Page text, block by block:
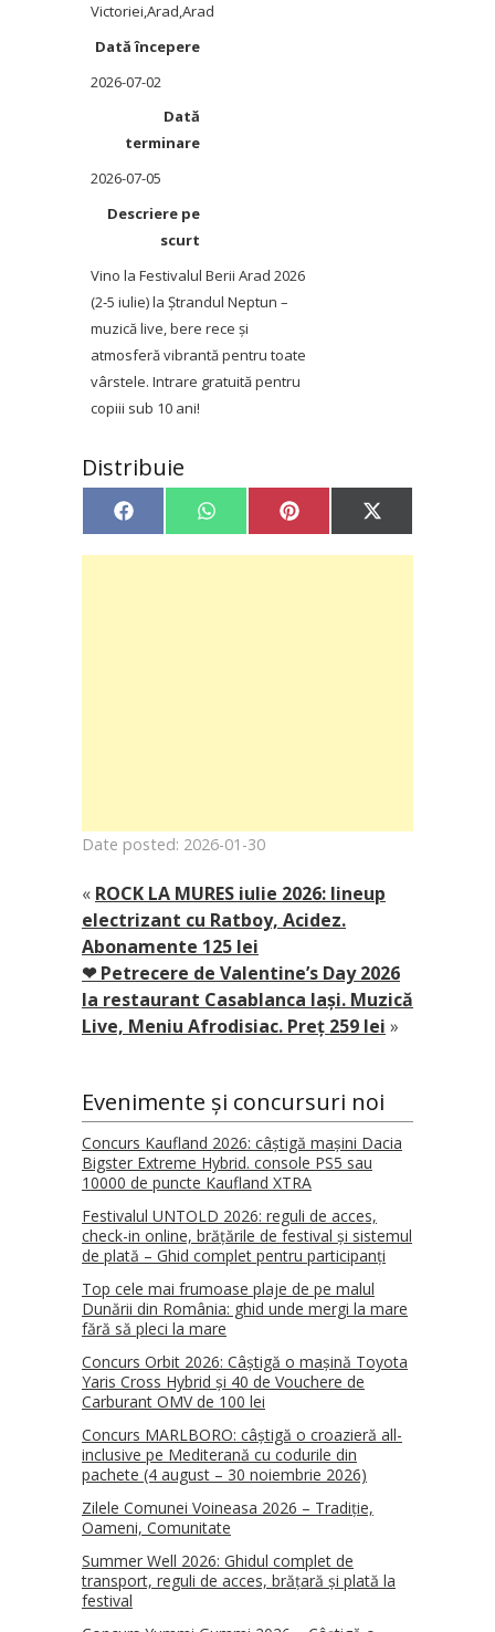
Victoriei,Arad,Arad
Dată începere
2026-07-02
Dată
terminare
2026-07-05
Descriere pe
scurt
Vino la Festivalul Berii Arad 2026
(2‑5 iulie) la Ștrandul Neptun –
muzică live, bere rece și
atmosferă vibrantă pentru toate
vârstele. Intrare gratuită pentru
copiii sub 10 ani!
Distribuie
Share
on
FacebookShare
on
WhatsAppShare
on
Pinterest Share
on
X
(Twitter)
Date posted: 2026-01-30
« ROCK LA MURES iulie 2026: lineup
electrizant cu Ratboy, Acidez.
Abonamente 125 lei
❤ Petrecere de Valentine’s Day 2026
la restaurant Casablanca Iași. Muzică
Live, Meniu Afrodisiac. Preț 259 lei »
Evenimente și concursuri noi
Concurs Kaufland 2026: câștigă mașini Dacia
Bigster Extreme Hybrid. console PS5 sau
10000 de puncte Kaufland XTRA
Festivalul UNTOLD 2026: reguli de acces,
check-in online, brățările de festival și sistemul
de plată – Ghid complet pentru participanți
Top cele mai frumoase plaje de pe malul
Dunării din România: ghid unde mergi la mare
fără să pleci la mare
Concurs Orbit 2026: Câștigă o mașină Toyota
Yaris Cross Hybrid și 40 de Vouchere de
Carburant OMV de 100 lei
Concurs MARLBORO: câștigă o croazieră all-
inclusive pe Mediterană cu codurile din
pachete (4 august – 30 noiembrie 2026)
Zilele Comunei Voineasa 2026 – Tradiție,
Oameni, Comunitate
Summer Well 2026: Ghidul complet de
transport, reguli de acces, brățară și plată la
festival